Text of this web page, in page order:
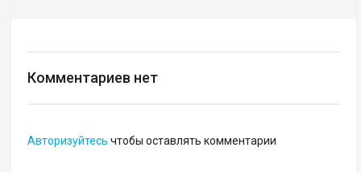
Комментариев нет
Авторизуйтесь чтобы оставлять комментарии